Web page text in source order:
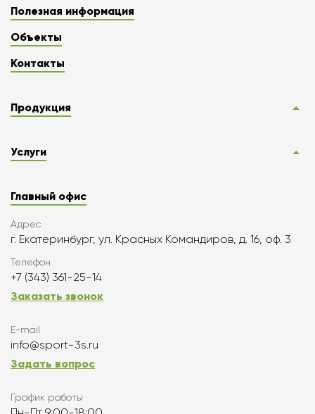
Полезная информация
Объекты
Контакты
Продукция
Услуги
Главный офис
Адрес
г. Екатеринбург, ул. Красных Командиров, д. 16, оф. 3
Телефон
+7 (343) 361-25-14
Заказать звонок
E-mail
info@sport-3s.ru
Задать вопрос
График работы